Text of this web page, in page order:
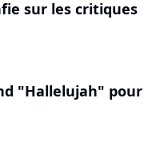
sur les critiques
"Hallelujah" pour